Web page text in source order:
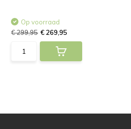
Op voorraad
€ 299,95 € 269,95